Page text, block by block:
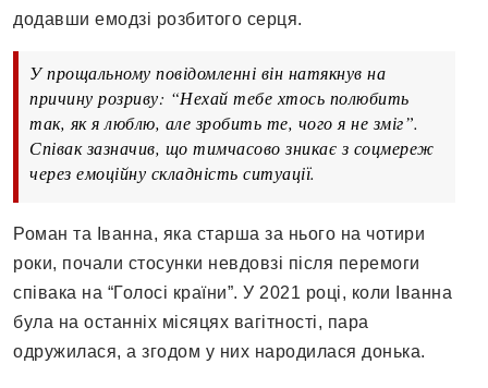
додавши емодзі розбитого серця.
У прощальному повідомленні він натякнув на
причину розриву: “Нехай тебе хтось полюбить
так, як я люблю, але зробить те, чого я не зміг”.
Співак зазначив, що тимчасово зникає з соцмереж
через емоційну складність ситуації.
Роман та Іванна, яка старша за нього на чотири
роки, почали стосунки невдовзі після перемоги
співака на “Голосі країни”. У 2021 році, коли Іванна
була на останніх місяцях вагітності, пара
одружилася, а згодом у них народилася донька.